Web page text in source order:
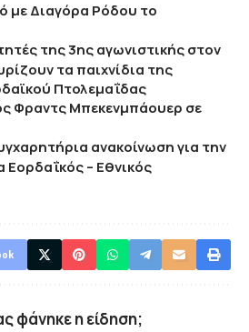
με Διαγόρα Ρόδου το
της 3ης αγωνιστικής στον
τα παιχνίδια της
Πτολεμαΐδας
Φραντς Μπεκενμπάουερ σε
ανακοίνωση για την
Εορδαΐκός – Εθνικός
φάνηκε η είδηση;